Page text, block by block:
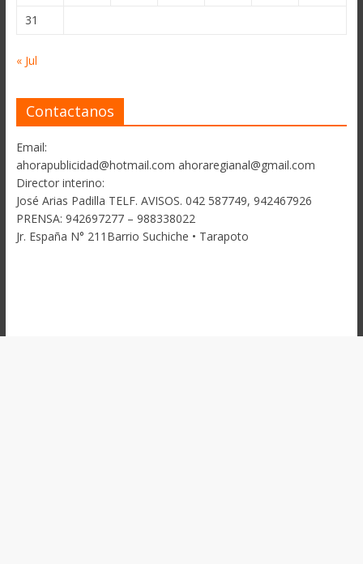
31
« Jul
Contactanos
Email:
ahorapublicidad@hotmail.com ahoraregianal@gmail.com
Director interino:
José Arias Padilla TELF. AVISOS. 042 587749, 942467926
PRENSA: 942697277 – 988338022
Jr. España N° 211Barrio Suchiche • Tarapoto